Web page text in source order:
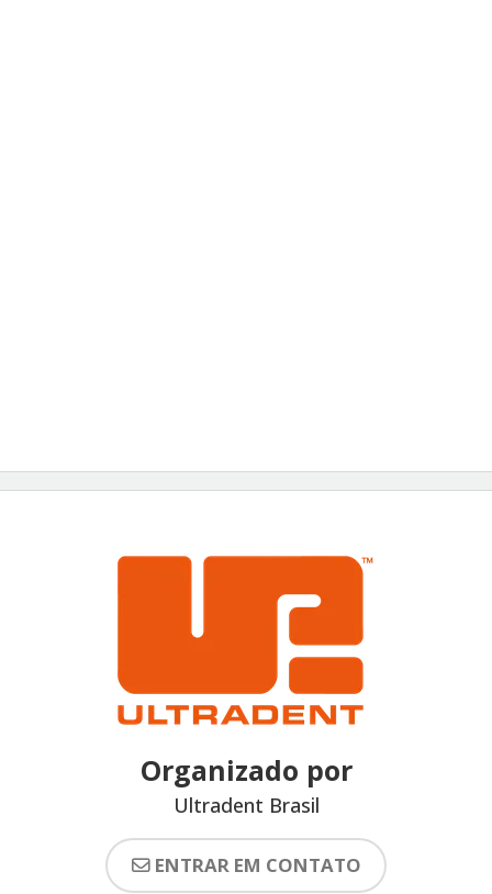
Organizado por
Ultradent Brasil
ENTRAR EM CONTATO